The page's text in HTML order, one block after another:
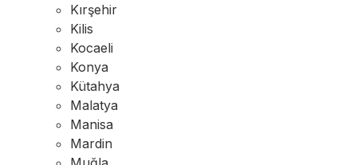
Kırşehir
Kilis
Kocaeli
Konya
Kütahya
Malatya
Manisa
Mardin